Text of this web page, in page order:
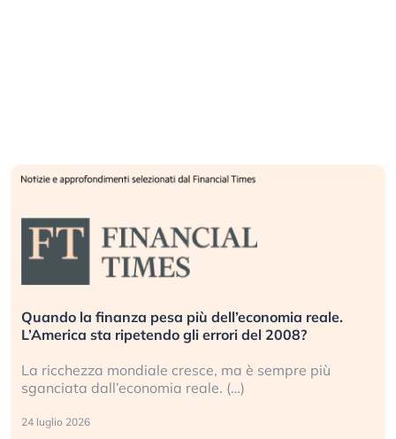
Quando la finanza pesa più dell’economia reale.
L’America sta ripetendo gli errori del 2008?
La ricchezza mondiale cresce, ma è sempre più
sganciata dall’economia reale. (…)
24 luglio 2026